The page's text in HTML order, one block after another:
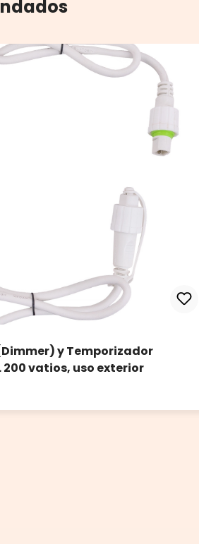
y Temporizador
200 vatios, uso exterior